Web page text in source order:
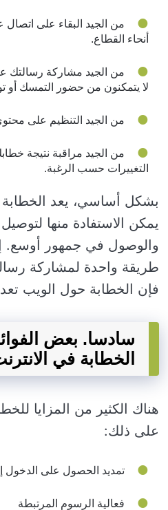
من الجيد البقاء على
أنحاء القطاع.
من الجيد مشاركة رسالتك
لا يتمكنون من حضور التمسك أو
من الجيد التنظيم على
من الجيد مراقبة نتيجة
التغييرات حسب الرغبة.
بشكل أساسي، يعد
يمكن الاستفادة منها
والوصول في جمهور أوسع.
طريقة واحدة لمشاركة
فإن الخطابة حول الويب تعد
سادسا. بعض
الخطابة في
هناك الكثير من المزايا
على ذلك:
تمديد الحصول على الدخول
فعالية الرسوم المرتبطة